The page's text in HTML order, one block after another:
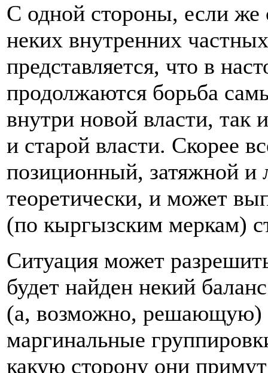
С одной стороны, если же
неких внутренних
представляется, что в
продолжаются борьба
внутри новой власти, так
и старой власти. Скорее
позиционный, затяжной и
теоретически, и может
(по кыргызским меркам)
Ситуация может
будет найден некий
(а, возможно, решающую)
маргинальные
какую сторону они